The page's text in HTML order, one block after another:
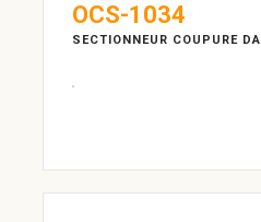
OCS-1034
SECTIONNEUR COUPURE